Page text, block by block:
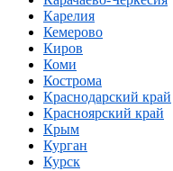
Карелия
Кемерово
Киров
Коми
Кострома
Краснодарский край
Красноярский край
Крым
Курган
Курск